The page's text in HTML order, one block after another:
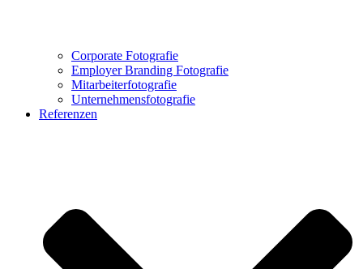
Corporate Fotografie
Employer Branding Fotografie
Mitarbeiterfotografie
Unternehmensfotografie
Referenzen